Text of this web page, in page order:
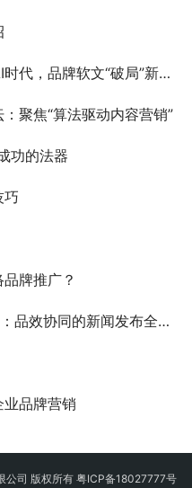
，品牌软文“破局”新范式
聚焦“算法驱动内容营销”
功的法器
巧
牌推广？
效协同的新闻发布全攻略
品牌营销
公司 版权所有 粤ICP备18027777号